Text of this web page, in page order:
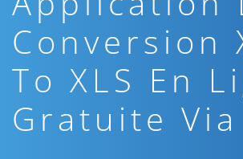
Conversion
To XLS En
Gratuite Via